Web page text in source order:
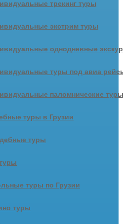
трекинг туры
экстрим туры
однодневные
туры под авиа
паломнические туры
туры в Грузии
туры
туры по Грузии
туры